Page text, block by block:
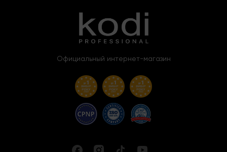
Официальный интернет-магазин